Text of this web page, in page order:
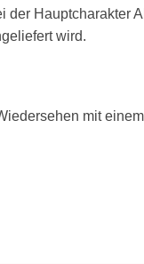
der Hauptcharakter
wird.
mit